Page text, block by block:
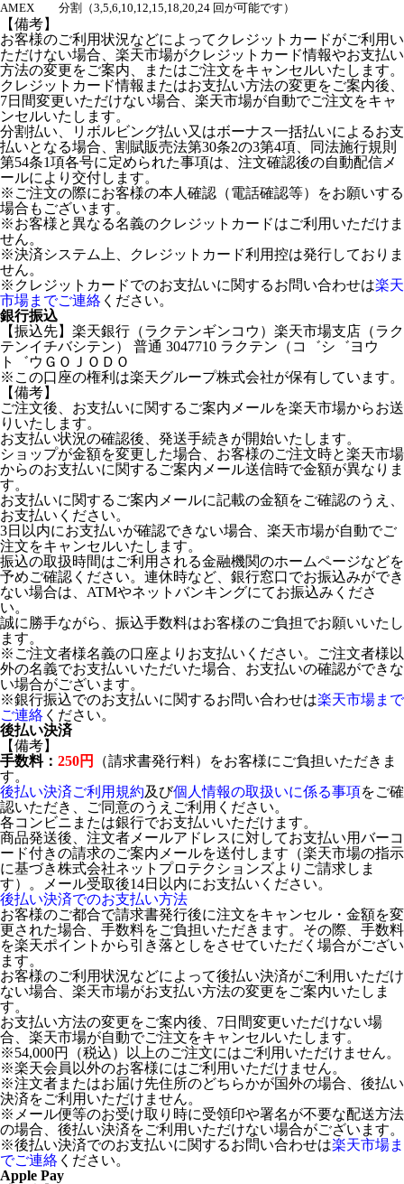
AMEX
分割（3,5,6,10,12,15,18,20,24 回が可能です）
【備考】
お客様のご利用状況などによってクレジットカードがご利用い
ただけない場合、楽天市場がクレジットカード情報やお支払い
方法の変更をご案内、またはご注文をキャンセルいたします。
クレジットカード情報またはお支払い方法の変更をご案内後、
7日間変更いただけない場合、楽天市場が自動でご注文をキャ
ンセルいたします。
分割払い、リボルビング払い又はボーナス一括払いによるお支
払いとなる場合、割賦販売法第30条2の3第4項、同法施行規則
第54条1項各号に定められた事項は、注文確認後の自動配信メ
ールにより交付します。
※ご注文の際にお客様の本人確認（電話確認等）をお願いする
場合もございます。
※お客様と異なる名義のクレジットカードはご利用いただけま
せん。
※決済システム上、クレジットカード利用控は発行しておりま
せん。
※クレジットカードでのお支払いに関するお問い合わせは楽天
市場までご連絡 ください。
銀行振込
【振込先】楽天銀行（ラクテンギンコウ）楽天市場支店（ラク
テンイチバシテン） 普通 3047710 ラクテン（コ゛シ゛ヨウ
ト゛ウＧＯＪＯＤＯ
※この口座の権利は楽天グループ株式会社が保有しています。
【備考】
ご注文後、お支払いに関するご案内メールを楽天市場からお送
りいたします。
お支払い状況の確認後、発送手続きが開始いたします。
ショップが金額を変更した場合、お客様のご注文時と楽天市場
からのお支払いに関するご案内メール送信時で金額が異なりま
す。
お支払いに関するご案内メールに記載の金額をご確認のうえ、
お支払いください。
3日以内にお支払いが確認できない場合、楽天市場が自動でご
注文をキャンセルいたします。
振込の取扱時間はご利用される金融機関のホームページなどを
予めご確認ください。連休時など、銀行窓口でお振込みができ
ない場合は、ATMやネットバンキングにてお振込みくださ
い。
誠に勝手ながら、振込手数料はお客様のご負担でお願いいたし
ます。
※ご注文者様名義の口座よりお支払いください。ご注文者様以
外の名義でお支払いいただいた場合、お支払いの確認ができな
い場合がございます。
※銀行振込でのお支払いに関するお問い合わせは楽天市場まで
ご連絡 ください。
後払い決済
【備考】
手数料： 250円
（請求書発行料）をお客様にご負担いただきま
す。
後払い決済ご利用規約及び個人情報の取扱いに係る事項をご確
認いただき、ご同意のうえご利用ください。
各コンビニまたは銀行でお支払いいただけます。
商品発送後、注文者メールアドレスに対してお支払い用バーコ
ード付きの請求のご案内メールを送付します（楽天市場の指示
に基づき株式会社ネットプロテクションズよりご請求しま
す）。メール受取後14日以内にお支払いください。
後払い決済でのお支払い方法
お客様のご都合で請求書発行後に注文をキャンセル・金額を変
更された場合、手数料をご負担いただきます。その際、手数料
を楽天ポイントから引き落としをさせていただく場合がござい
ます。
お客様のご利用状況などによって後払い決済がご利用いただけ
ない場合、楽天市場がお支払い方法の変更をご案内いたしま
す。
お支払い方法の変更をご案内後、7日間変更いただけない場
合、楽天市場が自動でご注文をキャンセルいたします。
※54,000円（税込）以上のご注文にはご利用いただけません。
※楽天会員以外のお客様にはご利用いただけません。
※注文者またはお届け先住所のどちらかが国外の場合、後払い
決済をご利用いただけません。
※メール便等のお受け取り時に受領印や署名が不要な配送方法
の場合、後払い決済をご利用いただけない場合がございます。
※後払い決済でのお支払いに関するお問い合わせは楽天市場ま
でご連絡 ください。
Apple Pay